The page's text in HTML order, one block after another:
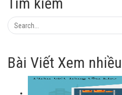
Bài Viết Xem nhiều